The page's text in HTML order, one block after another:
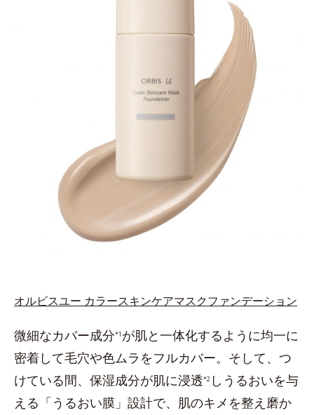
オルビスユー カラースキンケアマスクファンデーション
微細なカバー成分*1 が肌と一体化するように均一に
密着して毛穴や色ムラをフルカバー。そして、つ
けている間、保湿成分が肌に浸透*2 しうるおいを与
える「うるおい膜」設計で、肌のキメを整え磨か